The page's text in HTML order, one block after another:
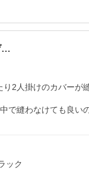
…
2人掛けのカバー
ック